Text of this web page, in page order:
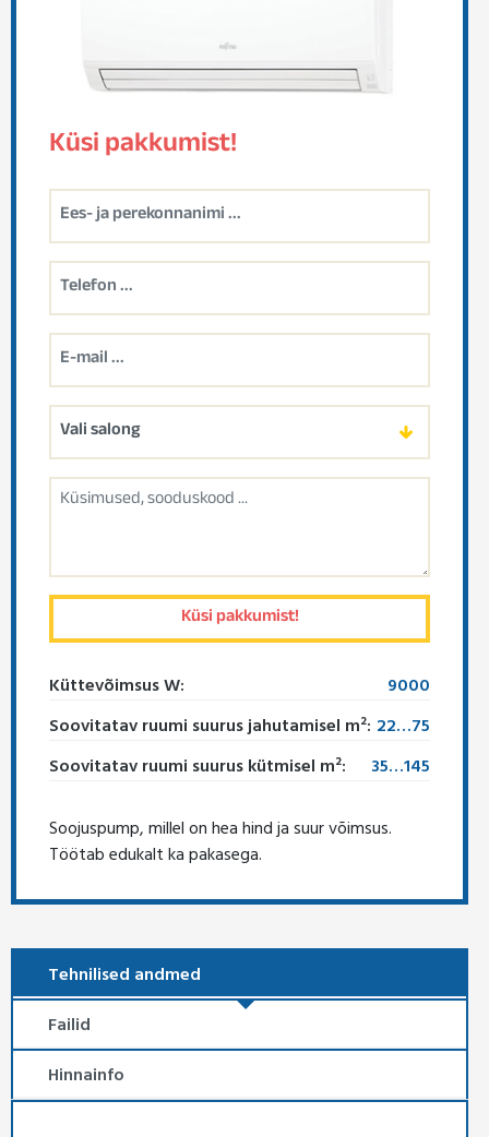
Küsi pakkumist!
Küttevõimsus W:
9000
Soovitatav ruumi suurus jahutamisel m²: 22…75
Soovitatav ruumi suurus kütmisel m²:
35…145
Soojuspump, millel on hea hind ja suur võimsus.
Töötab edukalt ka pakasega.
Tehnilised andmed
Failid
Hinnainfo